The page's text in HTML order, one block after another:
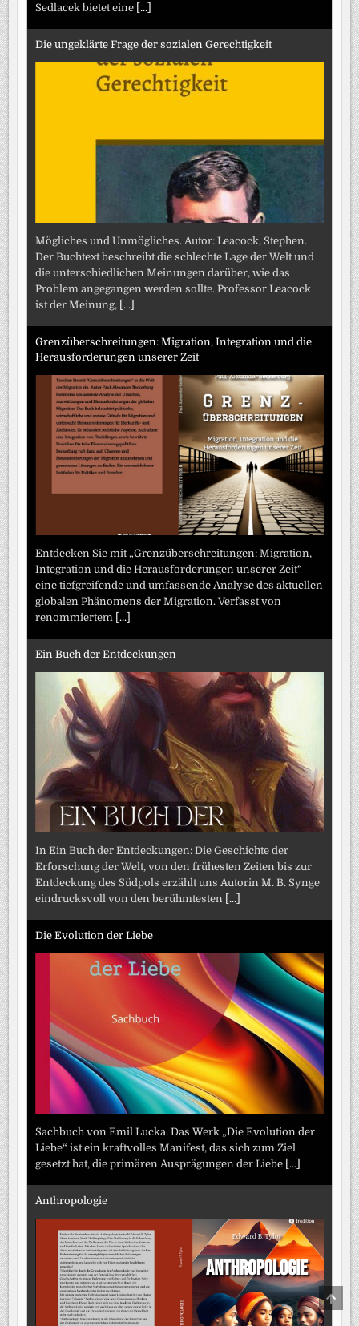
Sedlacek bietet eine [...]
Die ungeklärte Frage der sozialen Gerechtigkeit
Mögliches und Unmögliches. Autor: Leacock, Stephen.
Der Buchtext beschreibt die schlechte Lage der Welt und
die unterschiedlichen Meinungen darüber, wie das
Problem angegangen werden sollte. Professor Leacock
ist der Meinung, [...]
Grenzüberschreitungen: Migration, Integration und die
Herausforderungen unserer Zeit
Entdecken Sie mit „Grenzüberschreitungen: Migration,
Integration und die Herausforderungen unserer Zeit“
eine tiefgreifende und umfassende Analyse des aktuellen
globalen Phänomens der Migration. Verfasst von
renommiertem [...]
Ein Buch der Entdeckungen
In Ein Buch der Entdeckungen: Die Geschichte der
Erforschung der Welt, von den frühesten Zeiten bis zur
Entdeckung des Südpols erzählt uns Autorin M. B. Synge
eindrucksvoll von den berühmtesten [...]
Die Evolution der Liebe
Sachbuch von Emil Lucka. Das Werk „Die Evolution der
Liebe“ ist ein kraftvolles Manifest, das sich zum Ziel
gesetzt hat, die primären Ausprägungen der Liebe [...]
Anthropologie
TO
TOP